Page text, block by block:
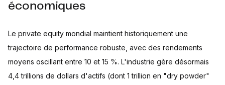
économiques
Le private equity mondial maintient historiquement une
trajectoire de performance robuste, avec des rendements
moyens oscillant entre 10 et 15 %. L'industrie gère désormais
4,4 trillions de dollars d'actifs (dont 1 trillion en "dry powder"